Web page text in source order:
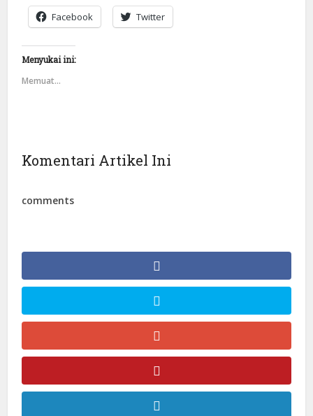
Facebook Twitter
Menyukai ini:
Memuat...
Komentari Artikel Ini
comments